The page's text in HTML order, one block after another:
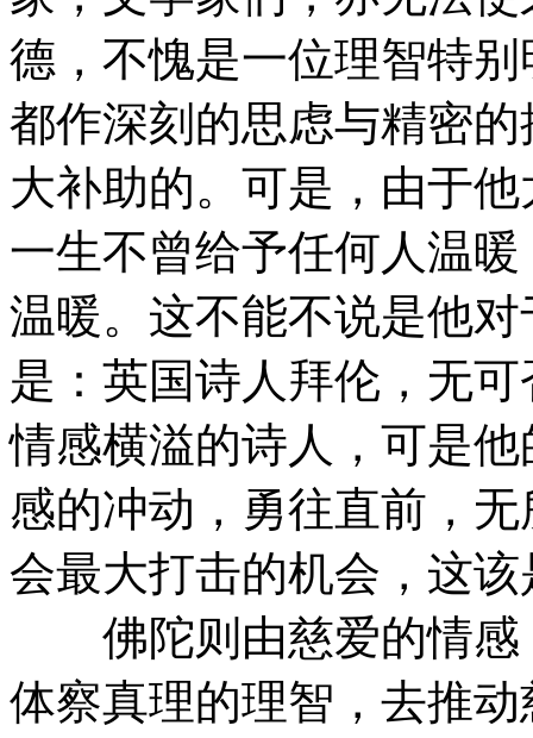
德，不愧是一位理智特
都作深刻的思虑与精密
大补助的。可是，由于
一生不曾给予任何人温
温暖。这不能不说是他
是：英国诗人拜伦，无
情感横溢的诗人，可是
感的冲动，勇往直前，
会最大打击的机会，这
佛陀则由慈爱的情感
体察真理的理智，去推